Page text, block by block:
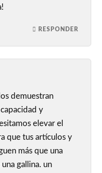
RESPONDER
demuestran
y
elevar el
que tus artículos y
más que una
gallina. un